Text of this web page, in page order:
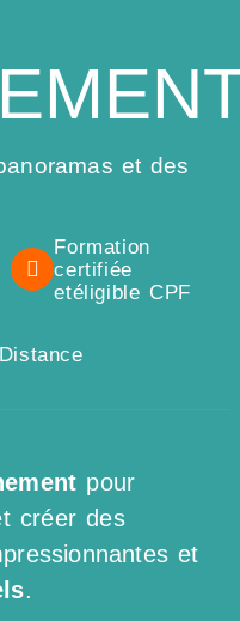
et des
Formation
certifiée
etéligible CPF
pour
créer des
et
.